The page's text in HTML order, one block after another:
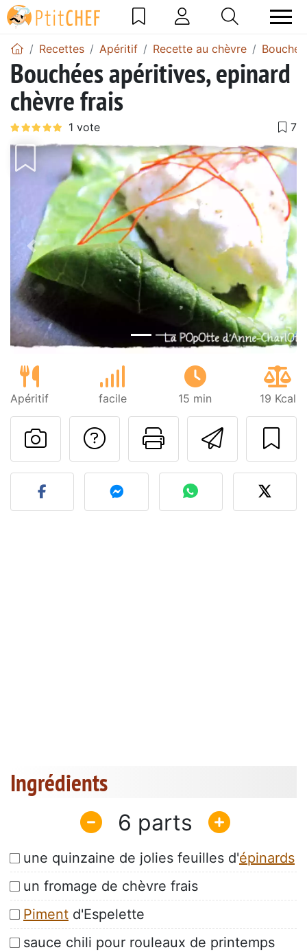
Recettes Apéritif Recette au chèvre
Bouchées apéritives, epinard
chèvre frais
Précédent
Apéritif facile 15 min 19 Kcal
Imprimer
Poser une
Publier votre photo de
Ingrédients
6
une quinzaine de jolies feuilles d'épinards
un fromage de chèvre frais
Piment d'Espelette
sauce chili pour rouleaux de printemps